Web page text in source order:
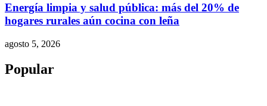
Energía limpia y salud pública: más del 20% de
hogares rurales aún cocina con leña
agosto 5, 2026
Popular